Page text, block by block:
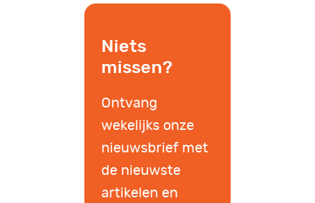
Niets
missen?
Ontvang
wekelijks onze
nieuwsbrief met
de nieuwste
artikelen en